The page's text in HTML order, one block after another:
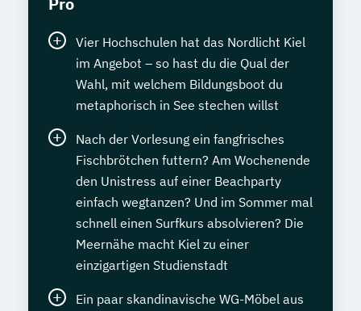
Vier Hochschulen hat das Nordlicht Kiel
im Angebot – so hast du die Qual der
Wahl, mit welchem Bildungsboot du
metaphorisch in See stechen willst
Nach der Vorlesung ein fangfrisches
Fischbrötchen futtern? Am Wochenende
den Unistress auf einer Beachparty
einfach wegtanzen? Und im Sommer mal
schnell einen Surfkurs absolvieren? Die
Meernähe macht Kiel zu einer
einzigartigen Studienstadt
Ein paar skandinavische WG-Möbel aus